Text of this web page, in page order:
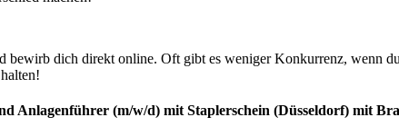
dich direkt online. Oft gibt es weniger Konkurrenz, wenn
Anlagenführer (m/w/d) mit Staplerschein (Düsseldorf) mit